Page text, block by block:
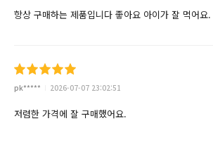
항상 구매하는 제품입니다 좋아요 아이가 잘 먹어요
pk***** 2026-07-07 23:02:51
저렴한 가격에 잘 구매했어요.